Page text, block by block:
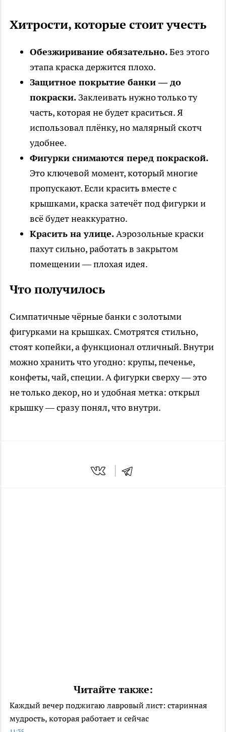
Хитрости, которые стоит учесть
Обезжиривание обязательно.Без этого
этапа краска держится плохо.
Защитное покрытие банки — до
покраски. Заклеивать нужно только ту
часть, которая не будет краситься. Я
использовал плёнку, но малярный скотч
удобнее.
Фигурки снимаются перед покраской.
Это ключевой момент, который многие
пропускают. Если красить вместе с
крышками, краска затечёт под фигурки и
всё будет неаккуратно.
Красить на улице.Аэрозольные краски
пахут сильно, работать в закрытом
помещении — плохая идея.
Что получилось
Симпатичные чёрные банки с золотыми
фигурками на крышках. Смотрятся стильно,
стоят копейки, а функционал отличный. Внутри
можно хранить что угодно: крупы, печенье,
конфеты, чай, специи. А фигурки сверху — это
не только декор, но и удобная метка: открыл
крышку — сразу понял, что внутри.
Читайте также:
Каждый вечер поджигаю лавровый лист: старинная
мудрость, которая работает и сейчас